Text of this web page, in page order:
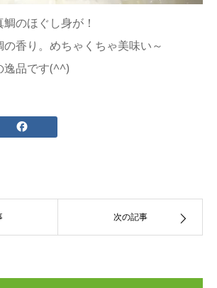
のほぐし身が！
香り。めちゃくちゃ美味い～
逸品です(^^)
次の記事